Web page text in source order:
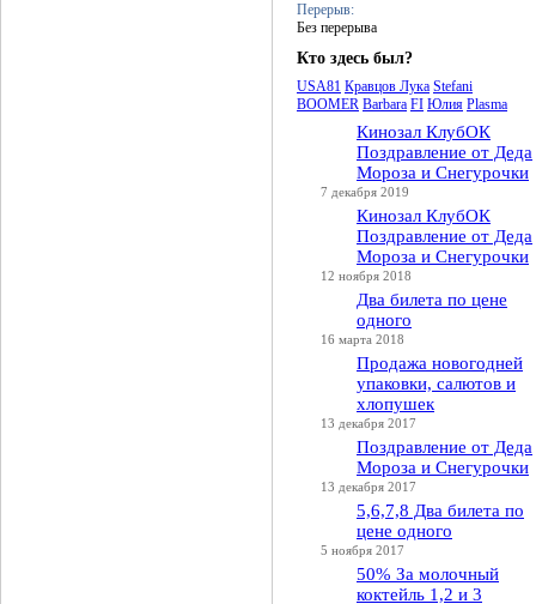
Перерыв:
Без перерыва
Кто здесь был?
USA81 Кравцов Лука Stefani
BOOMER Barbara FI Юлия Plasma
Кинозал КлубОК
Поздравление от Деда
Мороза и Снегурочки
7 декабря 2019
Кинозал КлубОК
Поздравление от Деда
Мороза и Снегурочки
12 ноября 2018
Два билета по цене
одного
16 марта 2018
Продажа новогодней
упаковки, салютов и
хлопушек
13 декабря 2017
Поздравление от Деда
Мороза и Снегурочки
13 декабря 2017
5,6,7,8 Два билета по
цене одного
5 ноября 2017
50% За молочный
коктейль 1,2 и 3